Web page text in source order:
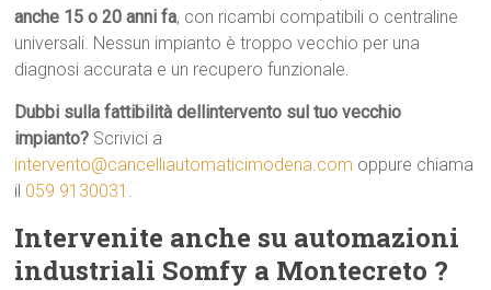
anche 15 o 20 anni fa, con ricambi compatibili o centraline
universali. Nessun impianto è troppo vecchio per una
diagnosi accurata e un recupero funzionale.
Dubbi sulla fattibilità dellintervento sul tuo vecchio
impianto? Scrivici a
intervento@cancelliautomaticimodena.com oppure chiama
il 059 9130031 .
Intervenite anche su automazioni
industriali Somfy a Montecreto ?